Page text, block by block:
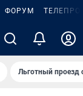
ФОРУМ
Льготный проезд